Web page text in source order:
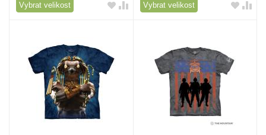
Vybrat velikost Vybrat velikost